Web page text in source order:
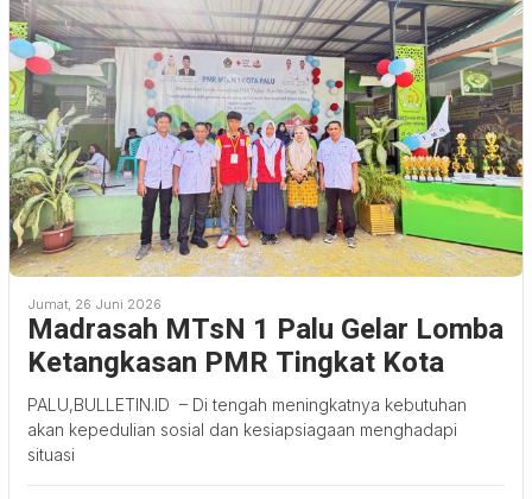
Jumat, 26 Juni 2026
Madrasah MTsN 1 Palu Gelar Lomba
Ketangkasan PMR Tingkat Kota
PALU,BULLETIN.ID – Di tengah meningkatnya kebutuhan
akan kepedulian sosial dan kesiapsiagaan menghadapi
situasi